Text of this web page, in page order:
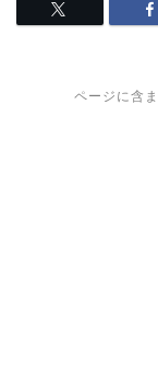
ページに含